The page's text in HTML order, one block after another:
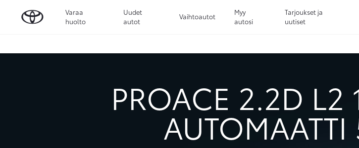
Varaa
huolto
Uudet
autot
Vaihtoautot
Myy
autosi
Tarjoukset ja
uutiset
PROACE 2.2D L2